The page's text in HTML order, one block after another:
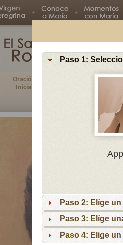
Paso 1:
Paso 2: Elíge
Paso 3: Elíge
Paso 4: Elige
Oración
Inicial